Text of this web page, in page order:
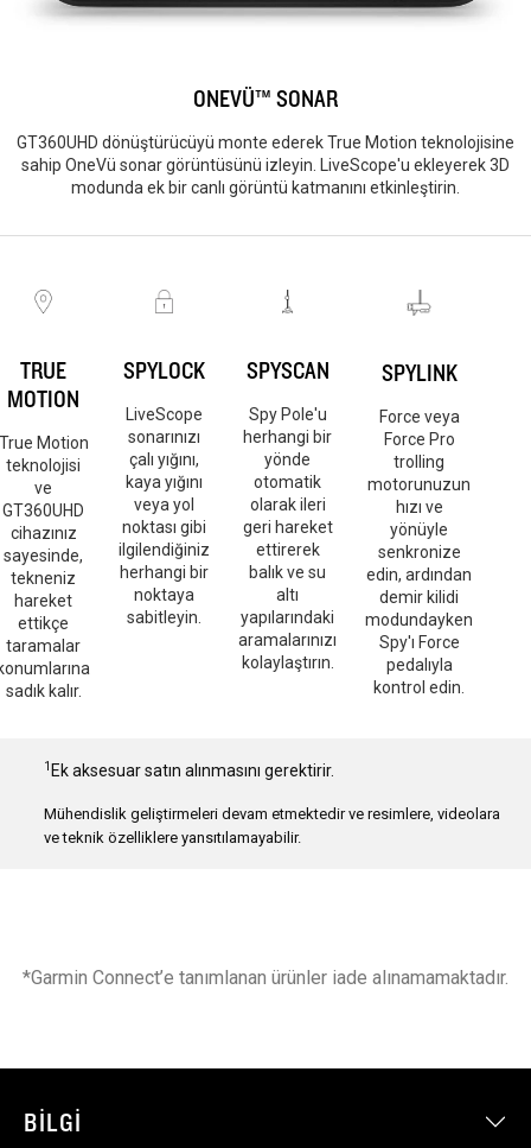
ONEVÜ™ SONAR
GT360UHD dönüştürücüyü monte ederek True Motion teknolojisine
sahip OneVü sonar görüntüsünü izleyin. LiveScope'u ekleyerek 3D
modunda ek bir canlı görüntü katmanını etkinleştirin.
TRUE
MOTION
Motion
teknolojisi
ve
GT360UHD
cihazınız
sayesinde,
tekneniz
hareket
ettikçe
taramalar
sadık kalır.
SPYLOCK
LiveScope
sonarınızı
çalı yığını,
kaya yığını
veya yol
noktası gibi
ilgilendiğiniz
herhangi bir
noktaya
sabitleyin.
SPYSCAN
Spy Pole'u
herhangi bir
yönde
otomatik
olarak ileri
geri hareket
ettirerek
balık ve su
altı
yapılarındaki
aramalarınızı
kolaylaştırın.
SPYLINK
Force veya
Force Pro
trolling
motorunuzun
hızı ve
yönüyle
senkronize
edin, ardından
demir kilidi
modundayken
Spy'ı Force
pedalıyla
kontrol edin.
1 Ek aksesuar satın alınmasını gerektirir.
Mühendislik geliştirmeleri devam etmektedir ve resimlere, videolara
ve teknik özelliklere yansıtılamayabilir.
*Garmin Connect’e tanımlanan ürünler iade alınamamaktadır.
BILGI